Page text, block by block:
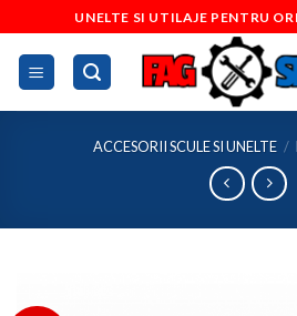
to
content
UNELTE SI UTILAJE PENTRU
ACCESORII SCULE SI UNELTE /